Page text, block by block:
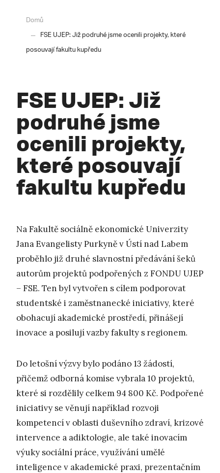
Domů
FSE UJEP: Již podruhé jsme ocenili projekty, které
posouvají fakultu kupředu
FSE UJEP: Již
podruhé jsme
ocenili projekty,
které posouvají
fakultu kupředu
Na Fakultě sociálně ekonomické Univerzity
Jana Evangelisty Purkyně v Ústí nad Labem
proběhlo již druhé slavnostní předávání šeků
autorům projektů podpořených z FONDU UJEP
– FSE. Ten byl vytvořen s cílem podporovat
studentské i zaměstnanecké iniciativy, které
obohacují akademické prostředí, přinášejí
inovace a posilují vazby fakulty s regionem.
Do letošní výzvy bylo podáno 13 žádostí,
přičemž odborná komise vybrala 10 projektů,
které si rozdělily celkem 94 800 Kč. Podpořené
iniciativy se věnují například rozvoji
kompetencí v oblasti duševního zdraví, krizové
intervence a adiktologie, ale také inovacím
výuky sociální práce, využívání umělé
inteligence v akademické praxi, prezentačním